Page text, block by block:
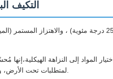
التكيف
لمتطلبات تحت الأرض، وضمان الاستقرار الثابت في بيئات التعدين عالية المخاطر.